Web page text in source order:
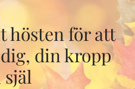
hösten för att
din kropp
själ